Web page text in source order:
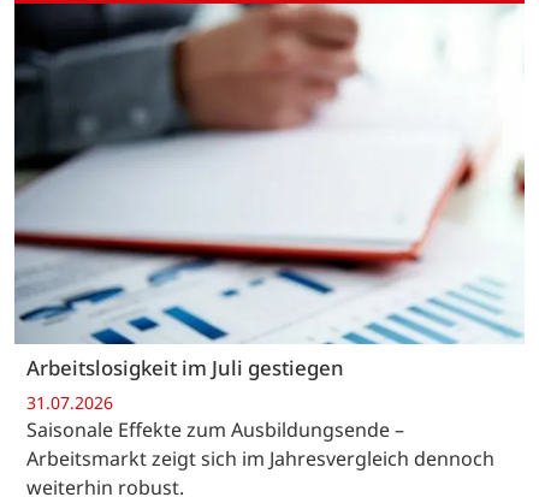
Arbeitslosigkeit im Juli gestiegen
31.07.2026
Saisonale Effekte zum Ausbildungsende –
Arbeitsmarkt zeigt sich im Jahresvergleich dennoch
weiterhin robust.